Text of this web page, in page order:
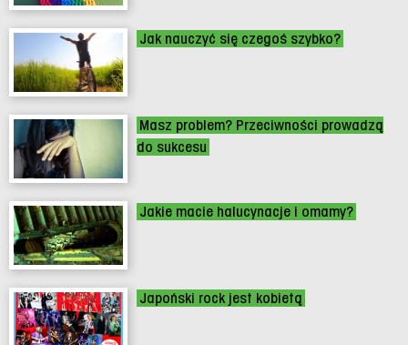
Jak nauczyć się czegoś szybko?
Masz problem? Przeciwności prowadzą
do sukcesu
Jakie macie halucynacje i omamy?
Japoński rock jest kobietą